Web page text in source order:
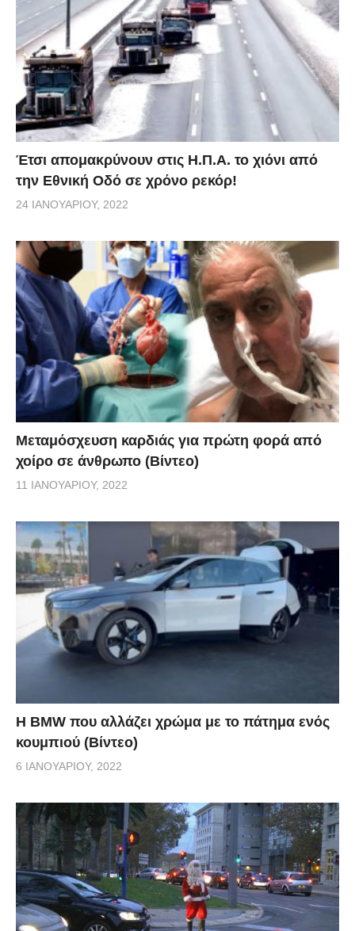
Έτσι απομακρύνουν στις Η.Π.Α. το χιόνι από
την Εθνική Οδό σε χρόνο ρεκόρ!
24 ΙΑΝΟΥΑΡΊΟΥ, 2022
Μεταμόσχευση καρδιάς για πρώτη φορά από
χοίρο σε άνθρωπο (Βίντεο)
11 ΙΑΝΟΥΑΡΊΟΥ, 2022
Η BMW που αλλάζει χρώμα με το πάτημα ενός
κουμπιού (Βίντεο)
6 ΙΑΝΟΥΑΡΊΟΥ, 2022